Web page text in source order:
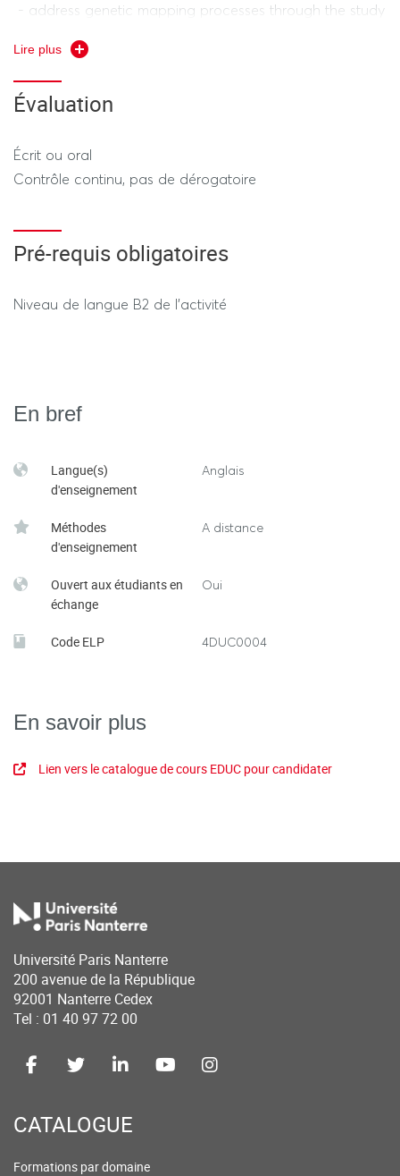
- address genetic mapping processes through the study
- combine genetic mapping and morbid gene research
- integrate statistical analysis into genetic analyses
- discuss the creation of mutants in different model
Lire plus
Évaluation
Écrit ou oral
Contrôle continu, pas de dérogatoire
Pré-requis obligatoires
Niveau de langue B2 de l'activité
En bref
Langue(s)
d'enseignement
Anglais
Méthodes
d'enseignement
A distance
Ouvert aux étudiants en
échange
Oui
Code ELP 4DUC0004
En savoir plus
Lien vers le catalogue de cours EDUC pour candidater
Université Paris Nanterre
200 avenue de la République
92001 Nanterre Cedex
Tel : 01 40 97 72 00
CATALOGUE
Formations par domaine